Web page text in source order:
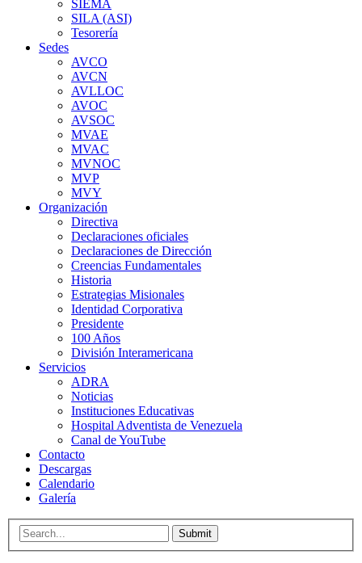
SIEMA
SILA (ASI)
Tesorería
Sedes
AVCO
AVCN
AVLLOC
AVOC
AVSOC
MVAE
MVAC
MVNOC
MVP
MVY
Organización
Directiva
Declaraciones oficiales
Declaraciones de Dirección
Creencias Fundamentales
Historia
Estrategias Misionales
Identidad Corporativa
Presidente
100 Años
División Interamericana
Servicios
ADRA
Noticias
Instituciones Educativas
Hospital Adventista de Venezuela
Canal de YouTube
Contacto
Descargas
Calendario
Galería
Submit